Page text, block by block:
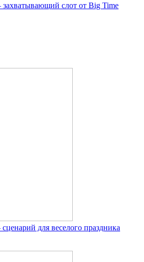
слот от Big Time
для веселого праздника